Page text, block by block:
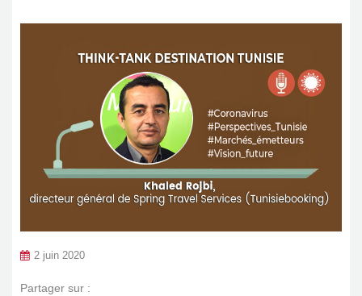
2 juin 2020
Partager sur :